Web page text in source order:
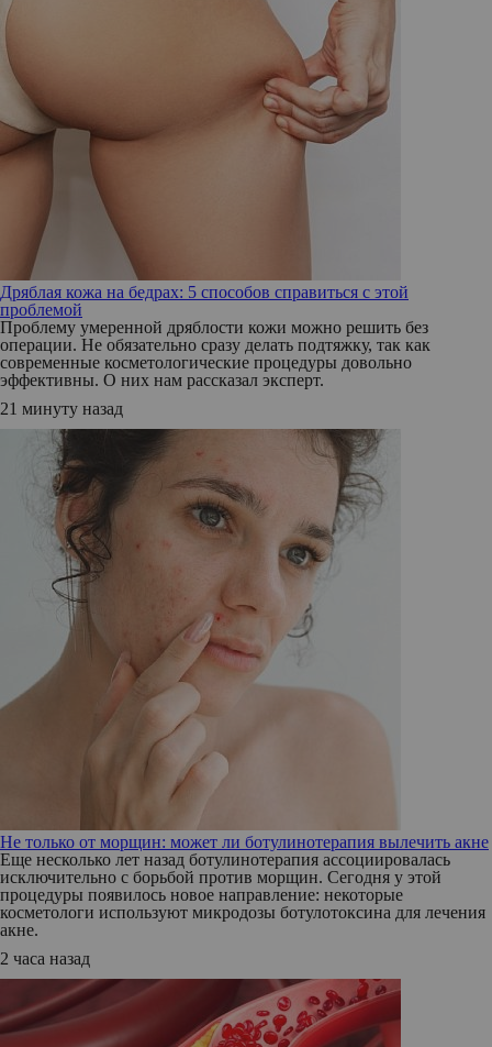
Дряблая кожа на бедрах: 5 способов справиться с этой
проблемой
Проблему умеренной дряблости кожи можно решить без
операции. Не обязательно сразу делать подтяжку, так как
современные косметологические процедуры довольно
эффективны. О них нам рассказал эксперт.
21 минуту назад
Не только от морщин: может ли ботулинотерапия вылечить акне
Еще несколько лет назад ботулинотерапия ассоциировалась
исключительно с борьбой против морщин. Сегодня у этой
процедуры появилось новое направление: некоторые
косметологи используют микродозы ботулотоксина для лечения
акне.
2 часа назад